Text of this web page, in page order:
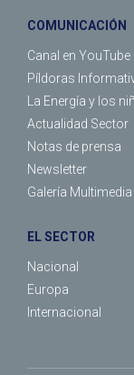
COMUNICACIÓN
Canal en YouTube
Píldoras
La Energía y los
Actualidad Sector
Notas de prensa
Newsletter
Galería Multimedia
EL SECTOR
Nacional
Europa
Internacional